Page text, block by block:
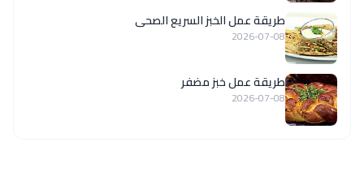
طريقة عمل الخبز السريع الصحى
2026-07-08
طريقة عمل خبز مضفر
2026-07-08